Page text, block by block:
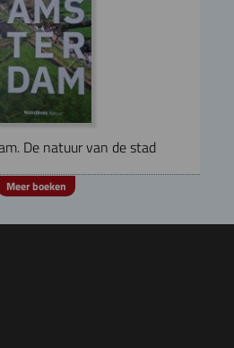
De natuur van de stad
Meer boeken